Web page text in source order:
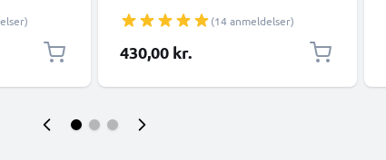
til
51 batteri + Oplader BP-DC12,BP-51
ekstra batteri
(14 anmeldelser)
430,00 kr.